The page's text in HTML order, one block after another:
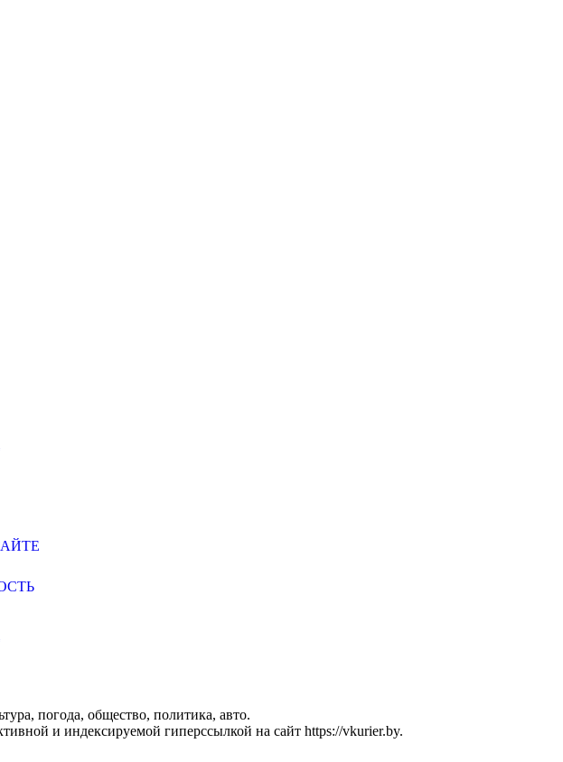
погода, общество, политика, авто.
и индексируемой гиперссылкой на сайт https://vkurier.by.